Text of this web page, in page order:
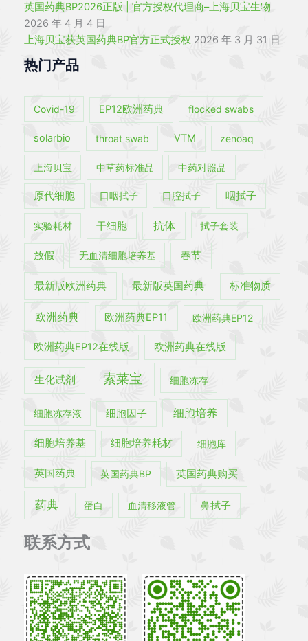
英国药典BP2026正版 | 官方授权代理商–上海贝宝生物
2026 年 4 月 4 日
上海贝宝获英国药典BP官方正式授权 2026 年 3 月 31 日
热门产品
Covid-19 EP12欧洲药典 flocked swabs
solarbio throat swab VTM zenoaq
上海贝宝 中草药标准品 中药对照品
原代细胞 口咽拭子 口腔拭子 咽拭子
实验耗材 干细胞 抗体 拭子套装
放假 无血清细胞培养基 春节
最新版欧洲药典 最新版英国药典 标准物质
欧洲药典 欧洲药典EP11 欧洲药典EP12
欧洲药典EP12在线版 欧洲药典在线版
生化试剂 索莱宝 细胞冻存
细胞冻存液 细胞因子 细胞培养
细胞培养基 细胞培养耗材 细胞库
英国药典 英国药典BP 英国药典购买
药典 蛋白 血清移液管 鼻拭子
联系方式